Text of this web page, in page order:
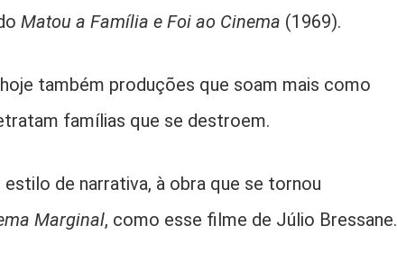
Matou a Família e Foi ao Cinema (1969).
também produções que soam mais como
famílias que se destroem.
de narrativa, à obra que se tornou
Marginal, como esse filme de Júlio Bressane.